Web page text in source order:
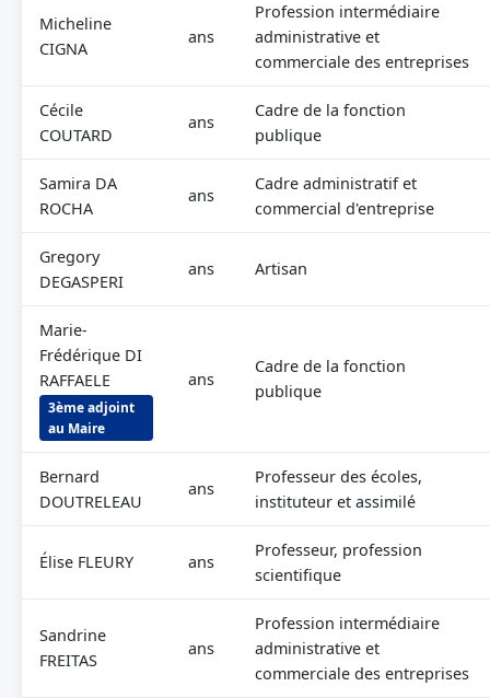
Micheline
CIGNA
ans
Profession intermédiaire
administrative et
commerciale des entreprises
Cécile
COUTARD
ans
Cadre de la fonction
publique
Samira DA
ROCHA
ans
Cadre administratif et
commercial d'entreprise
Gregory
DEGASPERI
ans Artisan
Marie-
Frédérique DI
RAFFAELE
3ème adjoint
au Maire
ans
Cadre de la fonction
publique
Bernard
DOUTRELEAU
ans
Professeur des écoles,
instituteur et assimilé
Élise FLEURY ans
Professeur, profession
scientifique
Sandrine
FREITAS
ans
Profession intermédiaire
administrative et
commerciale des entreprises